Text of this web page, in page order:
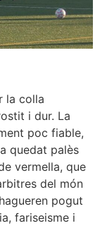
la colla
i dur. La
poc fiable,
quedat palès
vermella, que
del món
pogut
fariseisme i